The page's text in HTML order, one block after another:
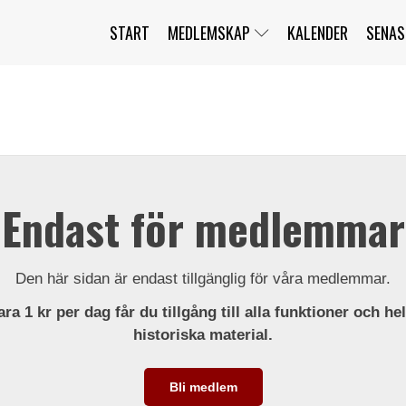
START MEDLEMSKAP KALENDER
Endast för medlemmar
Den här sidan är endast tillgänglig för våra medlemmar.
1 kr per dag får du tillgång till alla funktioner och
historiska material.
Bli medlem